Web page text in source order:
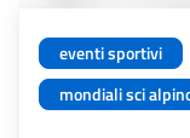
eventi sportivi
mondiali sci